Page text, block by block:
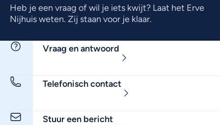
Heb je een vraag of wil je iets kwijt? Laat het Erve
Nijhuis weten. Zij staan voor je klaar.
Vraag en antwoord
Telefonisch contact
Stuur een bericht